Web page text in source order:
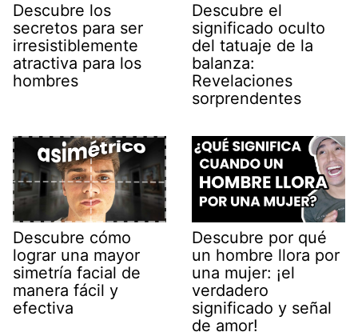
Descubre los
secretos para ser
irresistiblemente
atractiva para los
hombres
Descubre el
significado oculto
del tatuaje de la
balanza:
Revelaciones
sorprendentes
Descubre cómo
lograr una mayor
simetría facial de
manera fácil y
efectiva
Descubre por qué
un hombre llora por
una mujer: ¡el
verdadero
significado y señal
de amor!